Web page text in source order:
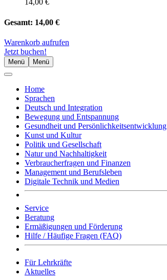
14,00 €
Gesamt: 14,00 €
Warenkorb aufrufen
Jetzt buchen!
Menü Menü
Home
Sprachen
Deutsch und Integration
Bewegung und Entspannung
Gesundheit und Persönlichkeitsentwicklung
Kunst und Kultur
Politik und Gesellschaft
Natur und Nachhaltigkeit
Verbraucherfragen und Finanzen
Management und Berufsleben
Digitale Technik und Medien
Service
Beratung
Ermäßigungen und Förderung
Hilfe / Häufige Fragen (FAQ)
Für Lehrkräfte
Aktuelles